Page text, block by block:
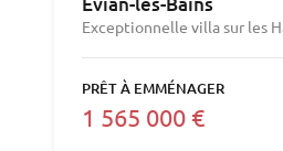
Exceptionnelle villa sur les
PRÊT À EMMÉNAGER
1 565 000 €